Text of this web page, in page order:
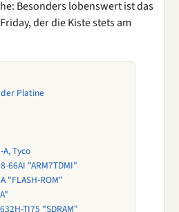
Besonders lobenswert ist das
der die Kiste stets am
Platine
A, Tyco
66AI "ARM7TDMI"
"FLASH-ROM"
TI75 "SDRAM"